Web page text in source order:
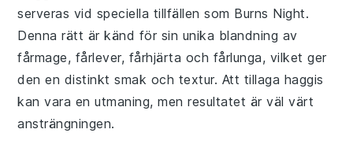
serveras vid speciella tillfällen som Burns Night.
Denna rätt är känd för sin unika blandning av
fårmage, fårlever, fårhjärta och fårlunga, vilket ger
den en distinkt smak och textur. Att tillaga haggis
kan vara en utmaning, men resultatet är väl värt
ansträngningen.